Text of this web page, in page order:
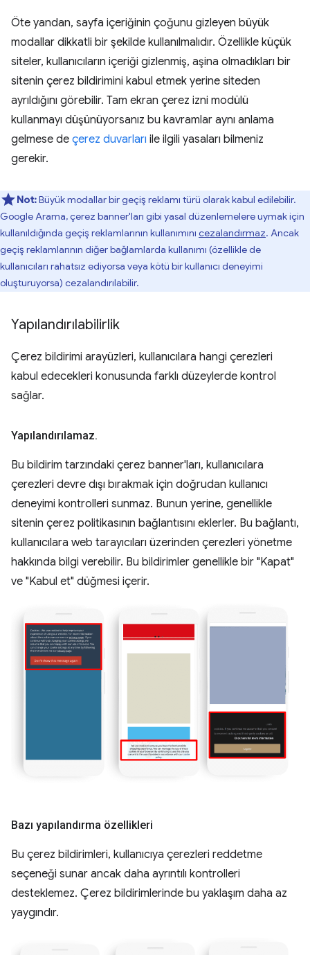
Öte yandan, sayfa içeriğinin çoğunu gizleyen büyük
modallar dikkatli bir şekilde kullanılmalıdır. Özellikle küçük
siteler, kullanıcıların içeriği gizlenmiş, aşina olmadıkları bir
sitenin çerez bildirimini kabul etmek yerine siteden
ayrıldığını görebilir. Tam ekran çerez izni modülü
kullanmayı düşünüyorsanız bu kavramlar aynı anlama
gelmese de çerez duvarları ile ilgili yasaları bilmeniz
gerekir.
Not:Büyük modallar bir geçiş reklamı türü olarak kabul edilebilir.
Google Arama, çerez banner'ları gibi yasal düzenlemelere uymak için
kullanıldığında geçiş reklamlarının kullanımını cezalandırmaz. Ancak
geçiş reklamlarının diğer bağlamlarda kullanımı (özellikle de
kullanıcıları rahatsız ediyorsa veya kötü bir kullanıcı deneyimi
oluşturuyorsa) cezalandırılabilir.
Yapılandırılabilirlik
Çerez bildirimi arayüzleri, kullanıcılara hangi çerezleri
kabul edecekleri konusunda farklı düzeylerde kontrol
sağlar.
Yapılandırılamaz.
Bu bildirim tarzındaki çerez banner'ları, kullanıcılara
çerezleri devre dışı bırakmak için doğrudan kullanıcı
deneyimi kontrolleri sunmaz. Bunun yerine, genellikle
sitenin çerez politikasının bağlantısını eklerler. Bu bağlantı,
kullanıcılara web tarayıcıları üzerinden çerezleri yönetme
hakkında bilgi verebilir. Bu bildirimler genellikle bir "Kapat"
ve "Kabul et" düğmesi içerir.
Bazı yapılandırma özellikleri
Bu çerez bildirimleri, kullanıcıya çerezleri reddetme
seçeneği sunar ancak daha ayrıntılı kontrolleri
desteklemez. Çerez bildirimlerinde bu yaklaşım daha az
yaygındır.